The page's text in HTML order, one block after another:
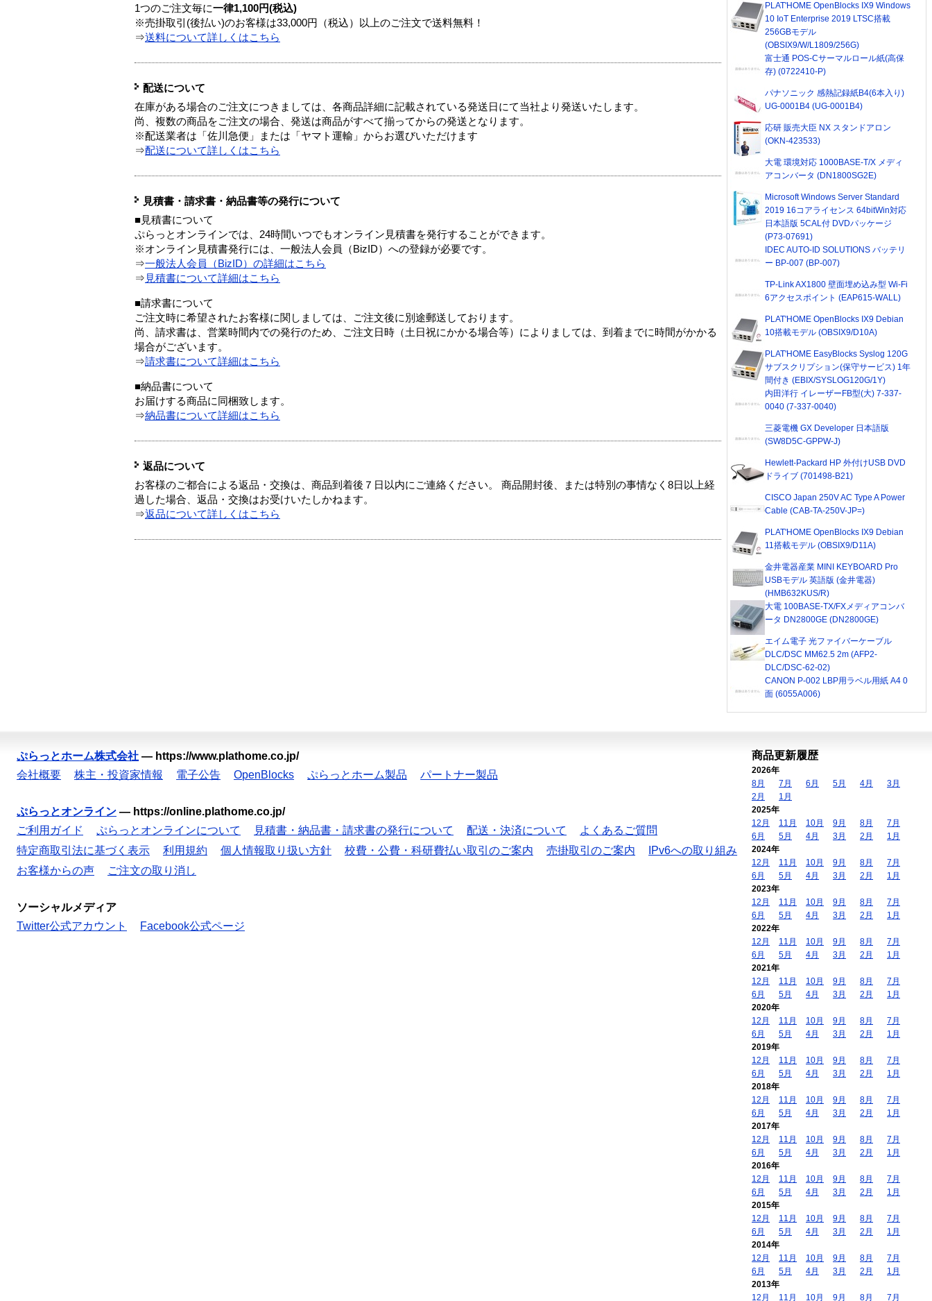
1つのご注文毎に一律1,100円(税込)
※売掛取引(後払い)のお客様は33,000円（税込）以上のご注文で送料無料！
⇒送料について詳しくはこちら
配送について
在庫がある場合のご注文につきましては、各商品詳細に記載されている発送日にて当社より発送いたします。
尚、複数の商品をご注文の場合、発送は商品がすべて揃ってからの発送となります。
※配送業者は「佐川急便」または「ヤマト運輸」からお選びいただけます
⇒配送について詳しくはこちら
見積書・請求書・納品書等の発行について
■見積書について
ぷらっとオンラインでは、24時間いつでもオンライン見積書を発行することができます。
※オンライン見積書発行には、一般法人会員（BizID）への登録が必要です。
⇒一般法人会員（BizID）の詳細はこちら
⇒ 見積書について詳細はこちら
■請求書について
ご注文時に希望されたお客様に関しましては、ご注文後に別途郵送しております。
尚、請求書は、営業時間内での発行のため、ご注文日時（土日祝にかかる場合等）によりましては、到着までに時間がかかる
場合がございます。
⇒請求書について詳細はこちら
■納品書について
お届けする商品に同梱致します。
⇒納品書について詳細はこちら
返品について
お客様のご都合による返品・交換は、商品到着後７日以内にご連絡ください。 商品開封後、または特別の事情なく8日以上経
過した場合、返品・交換はお受けいたしかねます。
⇒返品について詳しくはこちら
PLAT'HOME OpenBlocks IX9 Windows
10 IoT Enterprise 2019 LTSC搭載
256GBモデル
(OBSIX9/W/L1809/256G)
富士通 POS-Cサーマルロール紙(高保
存) (0722410-P)
パナソニック 感熱記録紙B4(6本入り)
UG-0001B4 (UG-0001B4)
応研 販売大臣 NX スタンドアロン
(OKN-423533)
大電 環境対応 1000BASE-T/X メディ
アコンバータ (DN1800SG2E)
Microsoft Windows Server Standard
2019 16コアライセンス 64bitWin対応
日本語版 5CAL付 DVDパッケージ
(P73-07691)
IDEC AUTO-ID SOLUTIONS バッテリ
ー BP-007 (BP-007)
TP-Link AX1800 壁面埋め込み型 Wi-Fi
6アクセスポイント (EAP615-WALL)
PLAT'HOME OpenBlocks IX9 Debian
10搭載モデル (OBSIX9/D10A)
PLAT'HOME EasyBlocks Syslog 120G
サブスクリプション(保守サービス) 1年
間付き (EBIX/SYSLOG120G/1Y)
内田洋行 イレーザーFB型(大) 7-337-
0040 (7-337-0040)
三菱電機 GX Developer 日本語版
(SW8D5C-GPPW-J)
Hewlett-Packard HP 外付けUSB DVD
ドライブ (701498-B21)
CISCO Japan 250V AC Type A Power
Cable (CAB-TA-250V-JP=)
PLAT'HOME OpenBlocks IX9 Debian
11搭載モデル (OBSIX9/D11A)
金井電器産業 MINI KEYBOARD Pro
USBモデル 英語版 (金井電器)
(HMB632KUS/R)
大電 100BASE-TX/FXメディアコンバ
ータ DN2800GE (DN2800GE)
エイム電子 光ファイバーケーブル
DLC/DSC MM62.5 2m (AFP2-
DLC/DSC-62-02)
CANON P-002 LBP用ラベル用紙 A4 0
面 (6055A006)
ぷらっとホーム株式会社 — https://www.plathome.co.jp/
会社概要
株主・投資家情報 電子公告 OpenBlocks ぷらっとホーム製品 パートナー製品
ぷらっとオンライン — https://online.plathome.co.jp/
ご利用ガイド
ぷらっとオンラインについて 見積書・納品書・請求書の発行について 配送・決済について
よくあるご質問
特定商取引法に基づく表示
利用規約 個人情報取り扱い方針 校費・公費・科研費払い取引のご案内 売掛取引のご案内
IPv6への取り組み
お客様からの声
ご注文の取り消し
ソーシャルメディア
Twitter公式アカウント
Facebook公式ページ
商品更新履歴
2026年
8月
7月 6月 5月 4月
3月
2月
1月
2025年
12月
11月 10月 9月 8月
7月
6月
5月 4月 3月 2月
1月
2024年
12月
11月 10月 9月 8月
7月
6月
5月 4月 3月 2月
1月
2023年
12月
11月 10月 9月 8月
7月
6月
5月 4月 3月 2月
1月
2022年
12月
11月 10月 9月 8月
7月
6月
5月 4月 3月 2月
1月
2021年
12月
11月 10月 9月 8月
7月
6月
5月 4月 3月 2月
1月
2020年
12月
11月 10月 9月 8月
7月
6月
5月 4月 3月 2月
1月
2019年
12月
11月 10月 9月 8月
7月
6月
5月 4月 3月 2月
1月
2018年
12月
11月 10月 9月 8月
7月
6月
5月 4月 3月 2月
1月
2017年
12月
11月 10月 9月 8月
7月
6月
5月 4月 3月 2月
1月
2016年
12月
11月 10月 9月 8月
7月
6月
5月 4月 3月 2月
1月
2015年
12月
11月 10月 9月 8月
7月
6月
5月 4月 3月 2月
1月
2014年
12月
11月 10月 9月 8月
7月
6月
5月 4月 3月 2月
1月
2013年
12月
11月 10月 9月 8月 7月